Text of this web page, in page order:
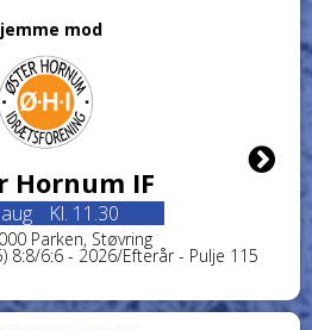
mod
Hornum IF
Kl. 11.30
Parken, Støvring
8:8/6:6 - 2026/Efterår - Pulje 115